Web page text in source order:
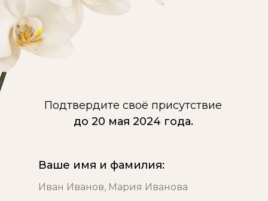
Подтвердите своё присутствие
до 20 мая 2024 года.
Ваше имя и фамилия: